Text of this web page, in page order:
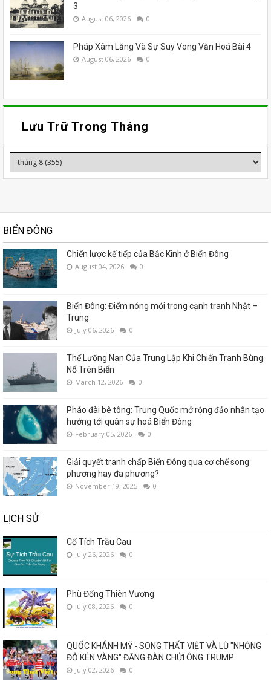
3
August 06, 2026 0
Pháp Xâm Lăng Và Sự Suy Vong Văn Hoá Bài 4
August 06, 2026 0
Lưu Trữ Trong Tháng
BIỂN ĐÔNG
Chiến lược kế tiếp của Bắc Kinh ở Biển Đông
August 04, 2026 0
Biển Đông: Điểm nóng mới trong cạnh tranh Nhật –
Trung
July 06, 2026 0
Thế Lưỡng Nan Của Trung Lập Khi Chiến Tranh Bùng
Nổ Trên Biển
March 12, 2026 0
Pháo đài bê tông: Trung Quốc mở rộng đảo nhân tạo
hướng tới quân sự hoá Biển Đông
February 05, 2026 0
Giải quyết tranh chấp Biển Đông qua cơ chế song
phương hay đa phương?
November 19, 2025 0
LỊCH SỬ
Cổ Tích Trầu Cau
July 26, 2026 0
Phù Đổng Thiên Vương
July 08, 2026 0
QUỐC KHÁNH MỸ - SONG THẤT VIỆT VÀ LŨ "NHỘNG
ĐỎ KÉN VÀNG" ĐĂNG ĐÀN CHỬI ÔNG TRUMP
July 02, 2026 0